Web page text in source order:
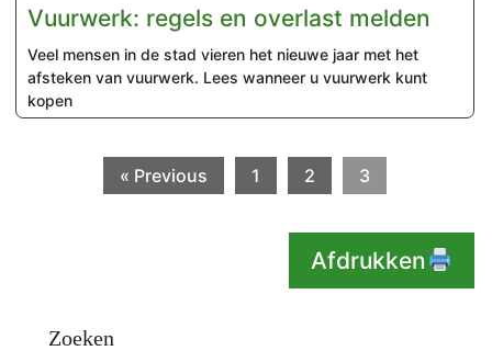
Vuurwerk: regels en overlast melden
Veel mensen in de stad vieren het nieuwe jaar met het
afsteken van vuurwerk. Lees wanneer u vuurwerk kunt
kopen
« Previous 1 2 3
Afdrukken
Zoeken